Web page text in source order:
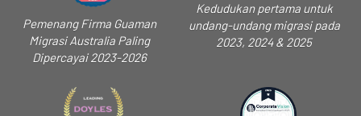
Pemenang Firma Guaman
Migrasi Australia Paling
Dipercayai 2023-2026
Kedudukan pertama untuk
undang-undang migrasi pada
2023, 2024 & 2025